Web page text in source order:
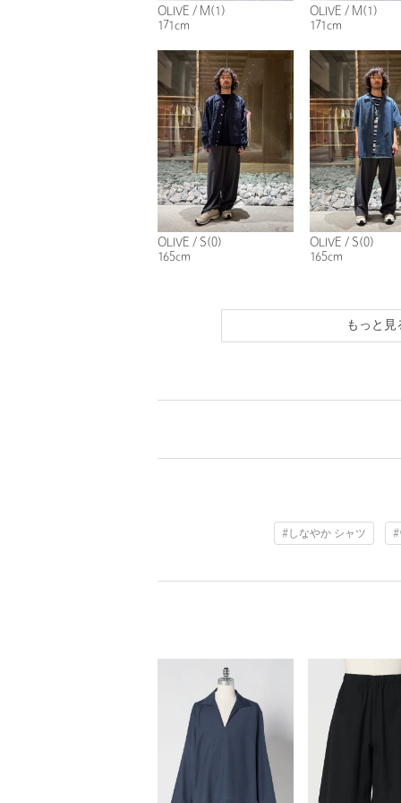
OLIVE / M(1)
171cm
OLIVE / M(1)
171cm
OLIVE / S(0)
165cm
OLIVE / S(0)
165cm
もっと見
#しなやか シャツ #